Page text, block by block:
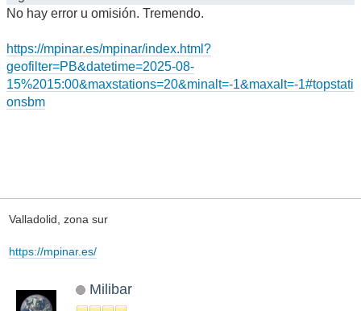
No hay error u omisión. Tremendo.
https://mpinar.es/mpinar/index.html?
geofilter=PB&datetime=2025-08-
15%2015:00&maxstations=20&minalt=-1&maxalt=-1#topstati
onsbm
Valladolid, zona sur
https://mpinar.es/
Milibar